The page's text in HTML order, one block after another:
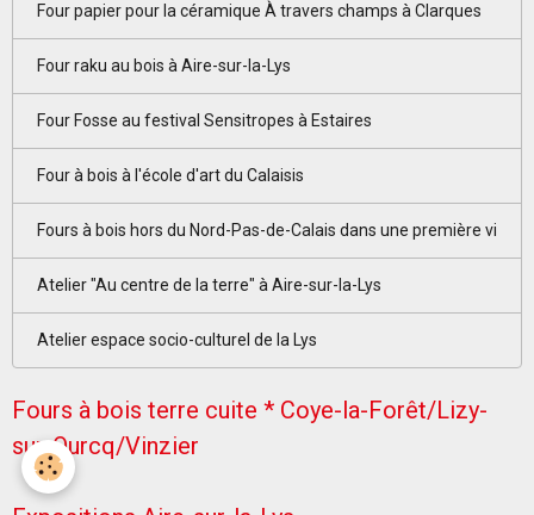
Four papier pour la céramique À travers champs à Clarques
Four raku au bois à Aire-sur-la-Lys
Four Fosse au festival Sensitropes à Estaires
Four à bois à l'école d'art du Calaisis
Fours à bois hors du Nord-Pas-de-Calais dans une première vi
Atelier "Au centre de la terre" à Aire-sur-la-Lys
Atelier espace socio-culturel de la Lys
Fours à bois terre cuite * Coye-la-Forêt/Lizy-
sur-Ourcq/Vinzier